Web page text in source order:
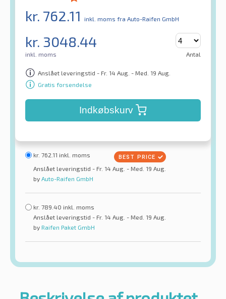
kr. 762.11 inkl. moms fra Auto-Raifen GmbH
kr. 3048.44
inkl. moms Antal
Anslået leveringstid - Fr. 14 Aug. - Med. 19 Aug.
Gratis forsendelse
Indkøbskurv
kr. 762.11 inkl. moms
Anslået leveringstid - Fr. 14 Aug. - Med. 19 Aug.
by Auto-Raifen GmbH
kr. 789.40 inkl. moms
Anslået leveringstid - Fr. 14 Aug. - Med. 19 Aug.
by Raifen Paket GmbH